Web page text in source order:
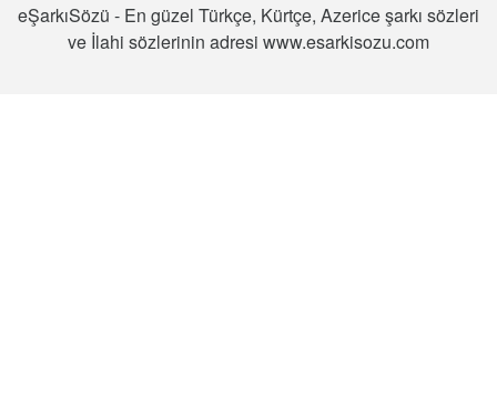
eŞarkıSözü - En güzel Türkçe, Kürtçe, Azerice şarkı sözleri
ve İlahi sözlerinin adresi www.esarkisozu.com